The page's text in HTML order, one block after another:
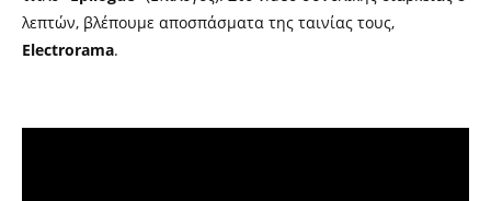
λεπτών, βλέπουμε αποσπάσματα της ταινίας τους,
Electrorama.